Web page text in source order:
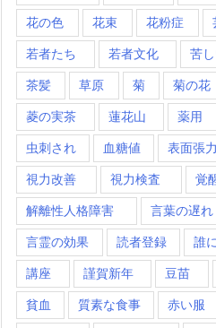
花の色 花束 花粉症
若者たち 若者文化 苦
茶髪 草原 菊 菊の花
菱の実茶 蓮花山 薬用
虫刺され 血糖値 表面張力
視力改善 視力検査 覚
解離性人格障害 言葉の遅れ
言霊の効果 読者登録 誰
講座 謹賀新年 豆苗
貧血 質素な食事 赤い服